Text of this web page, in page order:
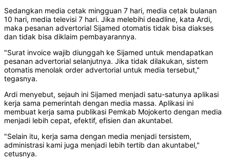
Sedangkan media cetak mingguan 7 hari, media cetak bulanan
10 hari, media televisi 7 hari. Jika melebihi deadline, kata Ardi,
maka pesanan advertorial Sijamed otomatis tidak bisa diakses
dan tidak bisa diklaim pembayarannya.
"Surat invoice wajib diunggah ke Sijamed untuk mendapatkan
pesanan advertorial selanjutnya. Jika tidak dilakukan, sistem
otomatis menolak order advertorial untuk media tersebut,"
tegasnya.
Ardi menyebut, sejauh ini Sijamed menjadi satu-satunya aplikasi
kerja sama pemerintah dengan media massa. Aplikasi ini
membuat kerja sama publikasi Pemkab Mojokerto dengan media
menjadi lebih cepat, efektif, efisien dan akuntabel.
"Selain itu, kerja sama dengan media menjadi tersistem,
administrasi kami juga menjadi lebih tertib dan akuntabel,"
cetusnya.